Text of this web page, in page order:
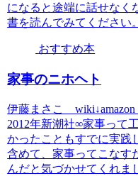
になると途端に話せなく
書を読んでみてください
おすすめ本
家事のニホヘト
伊藤まさこ
2012年新潮社∞家事って
かったこともすでに実践
含めて、家事ってこなす
んだと気づかせてくれま